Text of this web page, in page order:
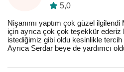
5,0
Nişanımı yaptım çok güzel
için ayrıca çok çok teşekkür
istediğimiz gibi oldu kesinlikle
Ayrıca Serdar beye de yardımcı